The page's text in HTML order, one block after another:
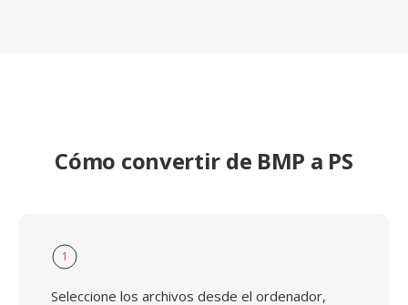
Cómo convertir de BMP a PS
1
Seleccione los archivos desde el ordenador,